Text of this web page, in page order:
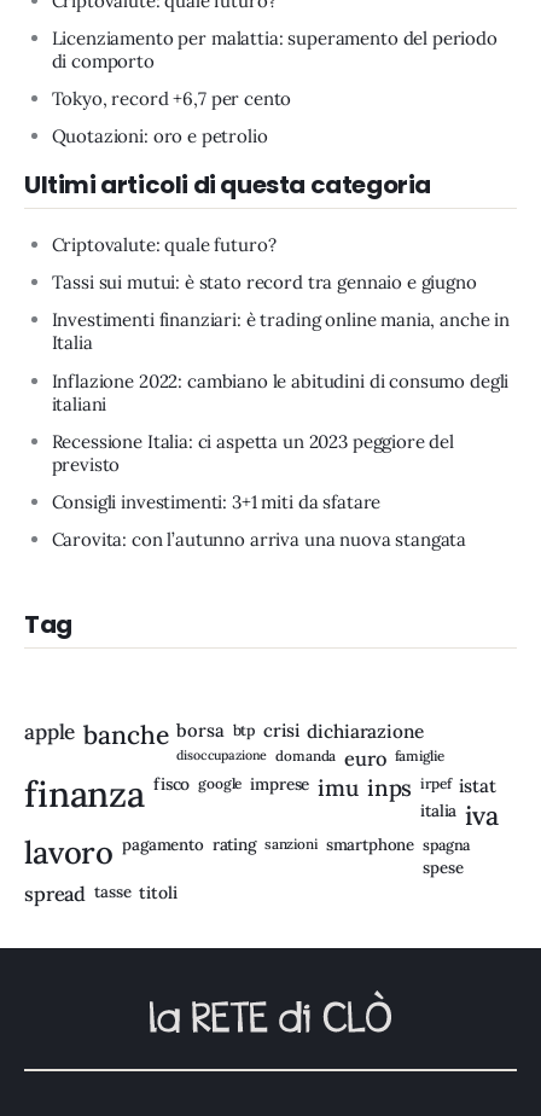
Licenziamento per malattia: superamento del periodo
di comporto
Tokyo, record +6,7 per cento
Quotazioni: oro e petrolio
Ultimi articoli di questa categoria
Criptovalute: quale futuro?
Tassi sui mutui: è stato record tra gennaio e giugno
Investimenti finanziari: è trading online mania, anche in
Italia
Inflazione 2022: cambiano le abitudini di consumo degli
italiani
Recessione Italia: ci aspetta un 2023 peggiore del
previsto
Consigli investimenti: 3+1 miti da sfatare
Carovita: con l’autunno arriva una nuova stangata
Tag
apple banche borsa btp crisi dichiarazione
disoccupazione domanda euro famiglie
finanza fisco google imprese imu inps irpef istat
italia iva
lavoro pagamento rating sanzioni smartphone spagna
spese
spread tasse titoli